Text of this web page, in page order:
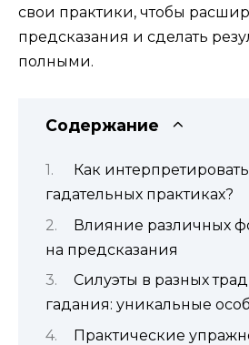
свои практики, чтобы
предсказания и сделать
полными.
Содержание
Как
гадательных практиках?
Влияние различных
на предсказания
Силуэты в разных
гадания: уникальные
Практические